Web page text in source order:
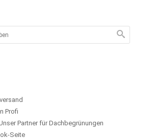
Profi
Partner für Dachbegrünungen
Seite